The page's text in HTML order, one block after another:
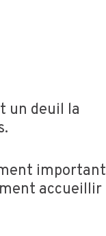
un deuil la
important
accueillir